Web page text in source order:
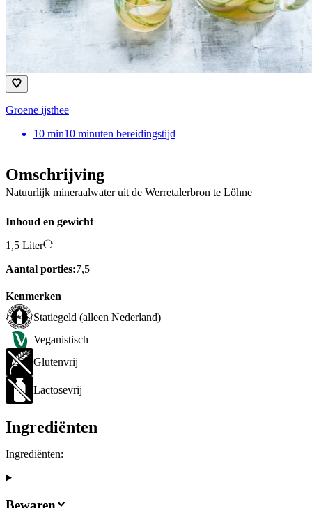
Groene ijsthee
10 min10 minuten bereidingstijd
Omschrijving
Natuurlijk mineraalwater uit de Werretalerbron te Löhne
Inhoud en gewicht
1,5 Liter
Aantal porties:7,5
Kenmerken
Statiegeld (alleen Nederland)
Veganistisch
Glutenvrij
Lactosevrij
Ingrediënten
Ingrediënten:
Bewaren